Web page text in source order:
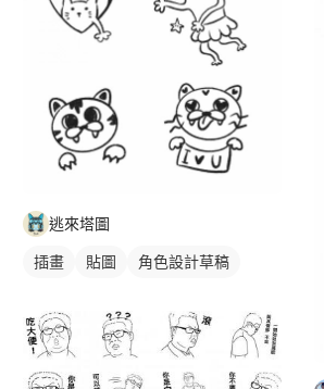
逃來塔圖
插畫 貼圖 角色設計草稿